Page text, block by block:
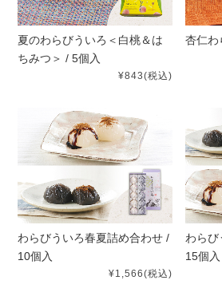
夏のわらびういろ＜白桃＆は
ちみつ＞ / 5個入
¥843(税込)
杏仁わ
わらびういろ春夏詰め合わせ /
10個入
¥1,566(税込)
わらび
15個入